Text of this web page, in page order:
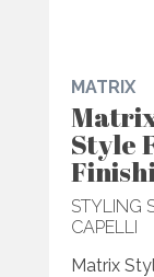
MATRIX
Style
STYLING
CAPELLI
Matrix